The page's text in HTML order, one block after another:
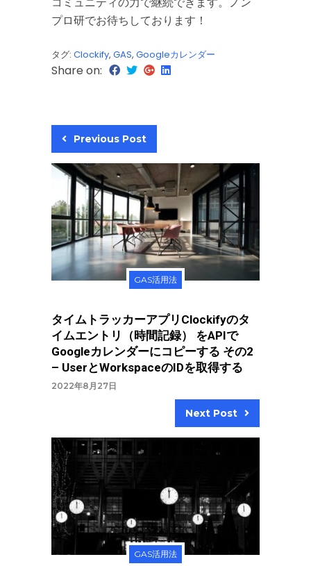
プロ研でお待ちしております！
タグ: Clockify, GAS, Googleカレンダー
Share on:
Previous Post
GAS活用法
タイムトラッカーアプリClockifyのタ
イムエントリ（時間記録） をAPIで
Googleカレンダーにコピーする その2
– UserとWorkspaceのIDを取得する
2022年8月27日
Next Post
GAS活用法